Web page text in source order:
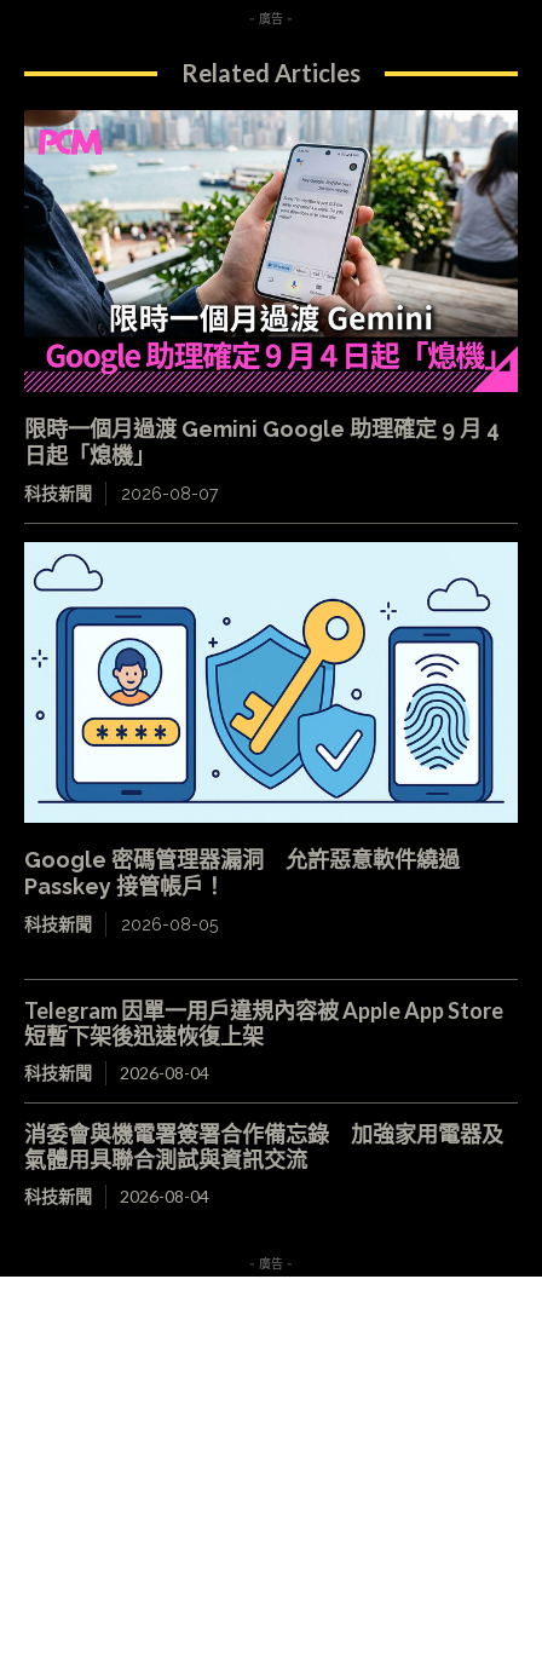
- 廣告 -
Related Articles
限時一個月過渡 Gemini Google 助理確定 9 月 4
日起「熄機」
科技新聞 2026-08-07
Google 密碼管理器漏洞 允許惡意軟件繞過
Passkey 接管帳戶！
科技新聞 2026-08-05
Telegram 因單一用戶違規內容被 Apple App Store
短暫下架後迅速恢復上架
科技新聞 2026-08-04
消委會與機電署簽署合作備忘錄 加強家用電器及
氣體用具聯合測試與資訊交流
科技新聞 2026-08-04
- 廣告 -